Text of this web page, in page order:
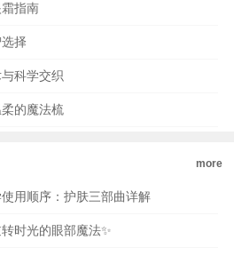
指南
择
科学交织
的魔法梳
more
用顺序：护肤三部曲详解
时光的眼部魔法✨